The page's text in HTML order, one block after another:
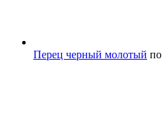
Перец черный молотый по